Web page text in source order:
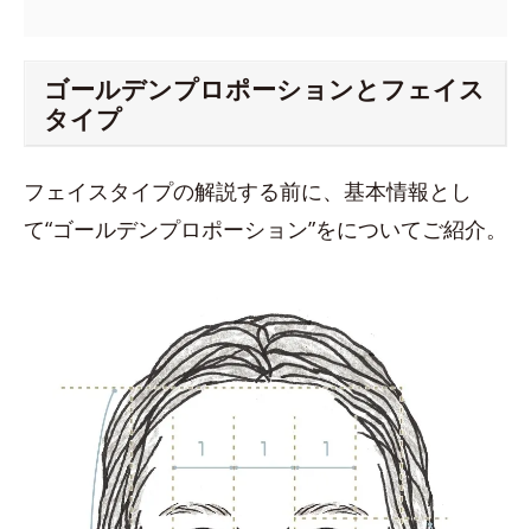
ゴールデンプロポーションとフェイス
タイプ
フェイスタイプの解説する前に、基本情報とし
て“ゴールデンプロポーション”をについてご紹介。